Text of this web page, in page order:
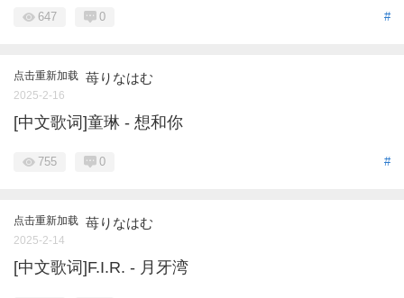
#
647 0
点击重新加载 苺りなはむ
2025-2-16
[中文歌词]童琳 - 想和你
#
755 0
点击重新加载 苺りなはむ
2025-2-14
[中文歌词]F.I.R. - 月牙湾